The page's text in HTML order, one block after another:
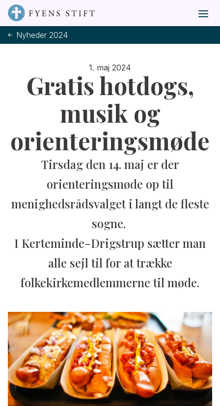
Nyheder 2024
1. maj 2024
Gratis hotdogs,
musik og
orienteringsmøde
Tirsdag den 14. maj er der
orienteringsmøde op til
menighedsrådsvalget i langt de fleste
sogne.
I Kerteminde-Drigstrup sætter man
alle sejl til for at trække
folkekirkemedlemmerne til møde.